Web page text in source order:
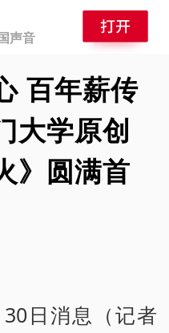
声音
百年薪传
学原创
》圆满首
日消息（记者